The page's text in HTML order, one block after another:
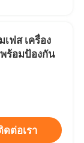
เฟส เครื่อง
ร้อมป้องกัน
ดต่อเรา